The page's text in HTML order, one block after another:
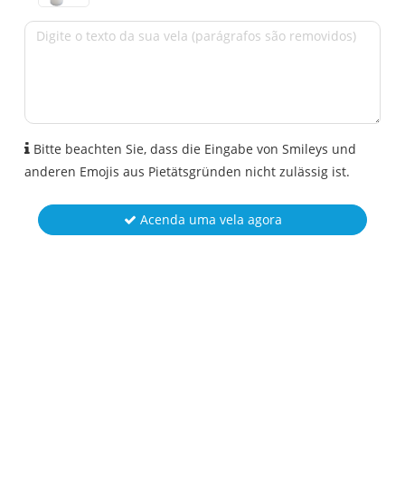
Bitte beachten Sie, dass die Eingabe von Smileys und
anderen Emojis aus Pietätsgründen nicht zulässig ist.
Acenda uma vela agora